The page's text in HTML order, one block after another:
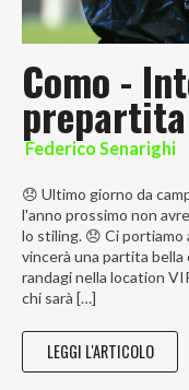
Como -
prepartita
Federico Senarighi
😞 Ultimo giorno da
l'anno prossimo non
lo stiling. 😞 Ci portiamo
vincerà una partita
randagi nella location
chi sarà […]
LEGGI L'ARTICOLO